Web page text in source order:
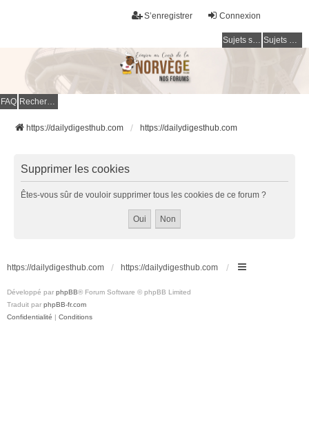
Connexion
S’enregistrer
Sujets sans réponse Sujets actifs
FAQ Rechercher
https://dailydigesthub.com https://dailydigesthub.com
Supprimer les cookies
Êtes-vous sûr de vouloir supprimer tous les cookies de ce forum ?
https://dailydigesthub.com https://dailydigesthub.com
Développé par phpBB® Forum Software © phpBB Limited
Traduit par phpBB-fr.com
Confidentialité | Conditions